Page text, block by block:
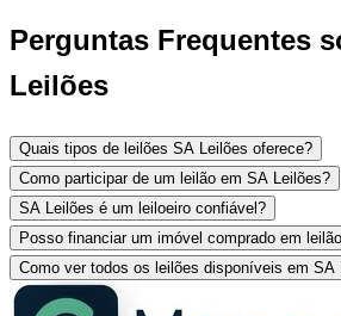
Perguntas Frequentes
Leilões
Quais tipos de leilões SA Leilões oferece?
Como participar de um leilão em SA Leilões?
SA Leilões é um leiloeiro confiável?
Posso financiar um imóvel comprado em
Como ver todos os leilões disponíveis em SA